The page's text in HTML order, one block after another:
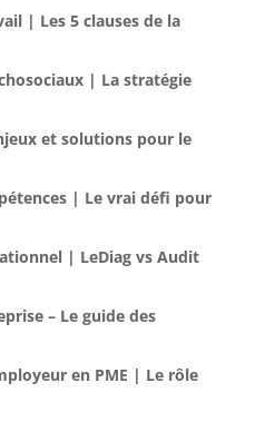
| Les 5 clauses de la
| La stratégie
et solutions pour le
| Le vrai défi pour
| LeDiag vs Audit
– Le guide des
en PME | Le rôle